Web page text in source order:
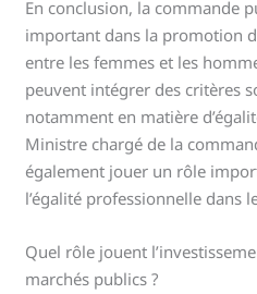
En conclusion, la commande
important dans la promotion
entre les femmes et les
peuvent intégrer des critères
notamment en matière
Ministre chargé de la
également jouer un rôle
l’égalité professionnelle dans
Quel rôle jouent
marchés publics ?